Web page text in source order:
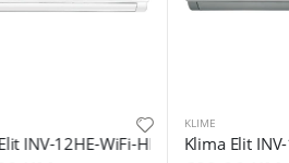
A++, R32, INVERTER, Hlađenje: -15-
INV-12HE-WiFi-HB
KLIME
Klima Elit